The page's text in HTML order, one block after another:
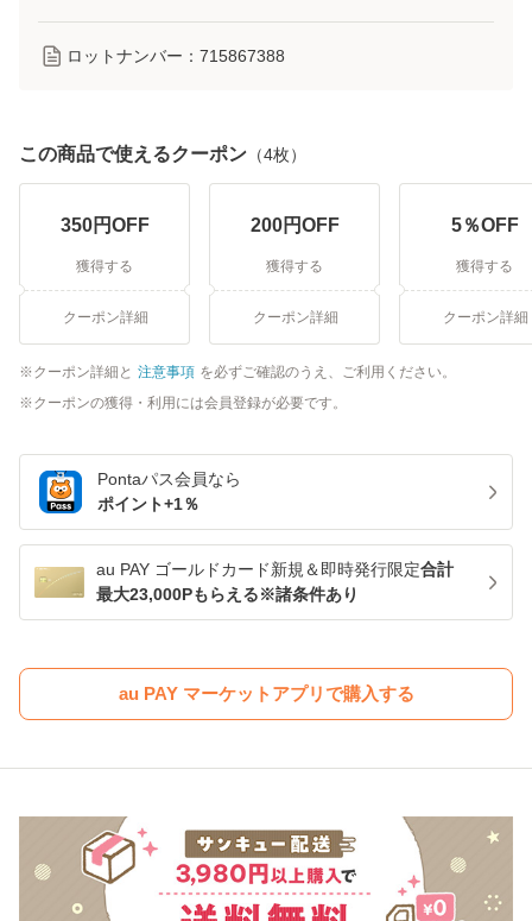
ロットナンバー： 715867388
この商品で使えるクーポン （4枚）
350円OFF
獲得する
クーポン詳細
200円OFF
獲得する
クーポン詳細
5％OFF
獲得する
クーポン詳細
クーポン詳細と 注意事項 を必ずご確認のうえ、ご利用ください。
クーポンの獲得・利用には会員登録が必要です。
Pontaパス会員なら
ポイント+1％
au PAY ゴールドカード新規＆即時発行限定合計
最大23,000Pもらえる※諸条件あり
au PAY マーケットアプリで購入する